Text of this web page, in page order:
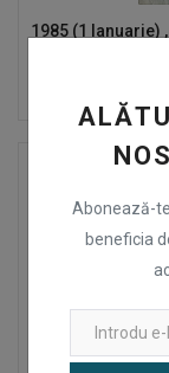
Abonează-
beneficia
1985 (1 Ianuarie)